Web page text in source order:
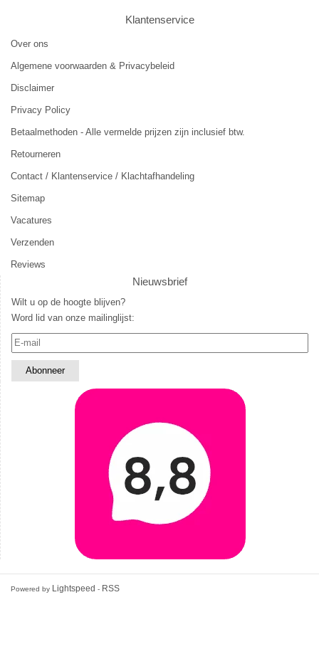
Klantenservice
Over ons
Algemene voorwaarden & Privacybeleid
Disclaimer
Privacy Policy
Betaalmethoden - Alle vermelde prijzen zijn inclusief btw.
Retourneren
Contact / Klantenservice / Klachtafhandeling
Sitemap
Vacatures
Verzenden
Reviews
Nieuwsbrief
Wilt u op de hoogte blijven?
Word lid van onze mailinglijst:
Powered by Lightspeed - RSS